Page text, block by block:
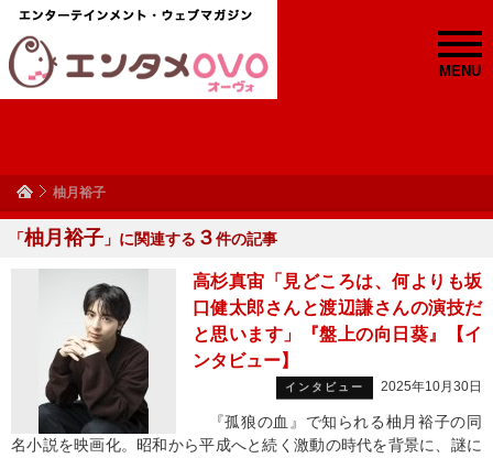
MENU
柚月裕子
「柚月裕子 」に関連する ３件の記事
高杉真宙「見どころは、何よりも坂
口健太郎さんと渡辺謙さんの演技だ
と思います」『盤上の向日葵』【イ
ンタビュー】
インタビュー 2025年10月30日
『孤狼の血』で知られる柚月裕子の同
名小説を映画化。昭和から平成へと続く激動の時代を背景に、謎に